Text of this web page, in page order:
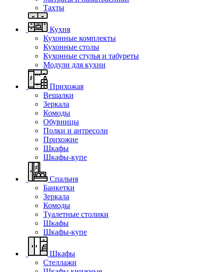
Тахты
Кухня
Кухонные комплекты
Кухонные столы
Кухонные стулья и табуреты
Модули для кухни
Прихожая
Вешалки
Зеркала
Комоды
Обувницы
Полки и антресоли
Прихожие
Шкафы
Шкафы-купе
Спальня
Банкетки
Зеркала
Комоды
Туалетные столики
Шкафы
Шкафы-купе
Шкафы
Стеллажи